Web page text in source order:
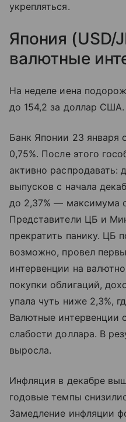
укрепляться.
Япония (USD/
валютные
На неделе иена
до 154,2 за доллар США.
Банк Японии 23 января
0,75%. После этого
активно распродавать:
выпусков с начала
до 2,37% — максимума
Представители ЦБ и
прекратить панику. ЦБ
возможно, провел
интервенции на
покупки облигаций,
упала чуть ниже 2,3%,
Валютные интервенции
слабости доллара. В
выросла.
Инфляция в декабре
годовые темпы
Замедление инфляции